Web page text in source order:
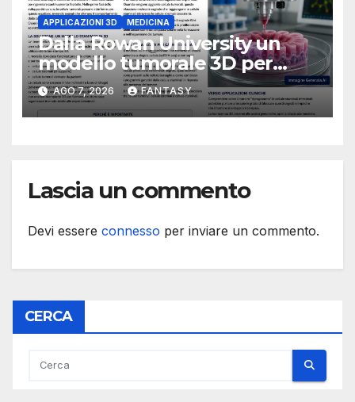
APPLICAZIONI 3D MEDICINA
Dalla Rowan University un
modello tumorale 3D per
studiare il dialogo tra cancro
e cellule staminali
AGO 7, 2026 FANTASY
Lascia un commento
Devi essere connesso per inviare un commento.
CERCA